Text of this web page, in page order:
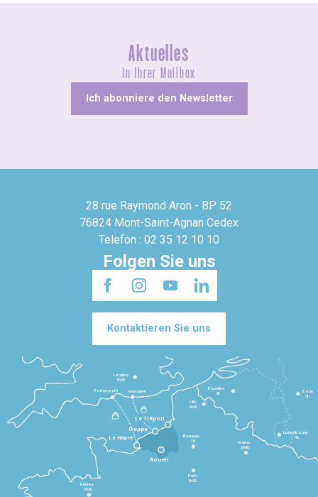
Aktuelles
In Ihrer Mailbox
Ich abonniere den Newsletter
28 rue Raymond Aron - BP 52
76824 Mont-Saint-Agnan Cedex
Telefon : 02 35 12 10 10
Folgen Sie uns
Kontaktieren Sie uns
Le Havre
Dieppe
Le Tréport
Rennes
2h30
Paris
1h30
Beauvais
1h
Reims
2h45
Lille
2h30
Bruxelles
3h
Londres
3h30
Newhaven
Portsmouth
Bonn
5h
Luxembourg
4h
Rouen